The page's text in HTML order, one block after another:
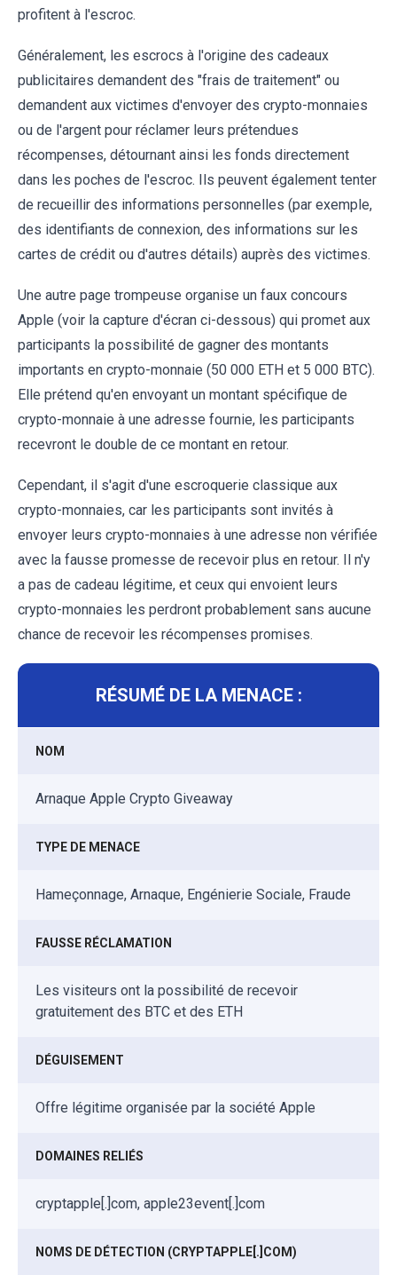
profitent à l'escroc.
Généralement, les escrocs à l'origine des cadeaux
publicitaires demandent des "frais de traitement" ou
demandent aux victimes d'envoyer des crypto-monnaies
ou de l'argent pour réclamer leurs prétendues
récompenses, détournant ainsi les fonds directement
dans les poches de l'escroc. Ils peuvent également tenter
de recueillir des informations personnelles (par exemple,
des identifiants de connexion, des informations sur les
cartes de crédit ou d'autres détails) auprès des victimes.
Une autre page trompeuse organise un faux concours
Apple (voir la capture d'écran ci-dessous) qui promet aux
participants la possibilité de gagner des montants
importants en crypto-monnaie (50 000 ETH et 5 000 BTC).
Elle prétend qu'en envoyant un montant spécifique de
crypto-monnaie à une adresse fournie, les participants
recevront le double de ce montant en retour.
Cependant, il s'agit d'une escroquerie classique aux
crypto-monnaies, car les participants sont invités à
envoyer leurs crypto-monnaies à une adresse non vérifiée
avec la fausse promesse de recevoir plus en retour. Il n'y
a pas de cadeau légitime, et ceux qui envoient leurs
crypto-monnaies les perdront probablement sans aucune
chance de recevoir les récompenses promises.
RÉSUMÉ DE LA MENACE :
NOM
Arnaque Apple Crypto Giveaway
TYPE DE MENACE
Hameçonnage, Arnaque, Engénierie Sociale, Fraude
FAUSSE RÉCLAMATION
Les visiteurs ont la possibilité de recevoir
gratuitement des BTC et des ETH
DÉGUISEMENT
Offre légitime organisée par la société Apple
DOMAINES RELIÉS
cryptapple[.]com, apple23event[.]com
NOMS DE DÉTECTION (CRYPTAPPLE[.]COM)